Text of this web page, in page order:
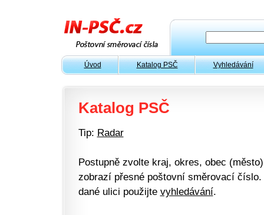
Úvod Katalog PSČ Vyhledávání
Katalog PSČ
Tip: Radar
Postupně zvolte kraj, okres, obec
zobrazí přesné poštovní směrovací
dané ulici použijte vyhledávání.